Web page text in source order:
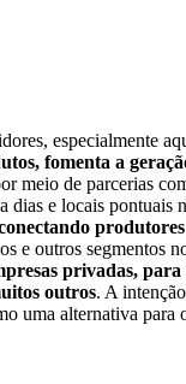
especialmente
fomenta a
meio de parcerias
e locais
e outros segmentos
privadas,
outros. A
uma alternativa